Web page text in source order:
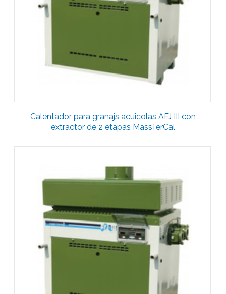
Calentador para granajs acuicolas AFJ III con
extractor de 2 etapas MassTerCal